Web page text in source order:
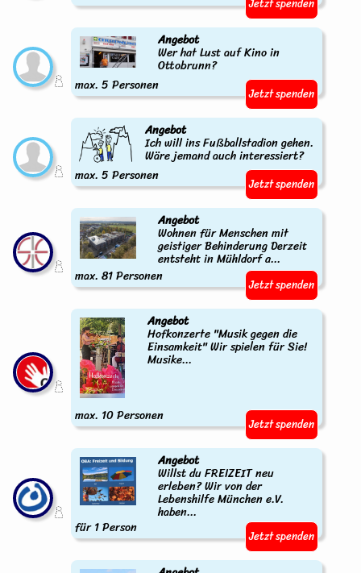
Angebot
Wer hat Lust auf Kino in
Ottobrunn?
max. 5 Personen
Jetzt spenden
Angebot
Ich will ins Fußballstadion gehen.
Wäre jemand auch interessiert?
max. 5 Personen
Jetzt spenden
Angebot
Wohnen für Menschen mit
geistiger Behinderung Derzeit
entsteht in Mühldorf a...
max. 81 Personen
Jetzt spenden
Angebot
Hofkonzerte "Musik gegen die
Einsamkeit" Wir spielen für Sie!
Musike...
max. 10 Personen Jetzt spenden
Angebot
Willst du FREIZEIT neu
erleben? Wir von der
Lebenshilfe München e.V.
haben...
für 1 Person Jetzt spenden